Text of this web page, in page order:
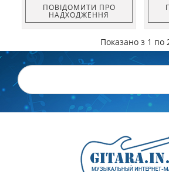
ПОВІДОМИТИ ПРО
НАДХОДЖЕННЯ
Показано з 1 по